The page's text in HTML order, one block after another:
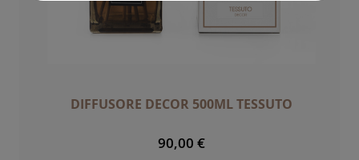
DIFFUSORE DECOR 500ML TESSUTO
90,00 €